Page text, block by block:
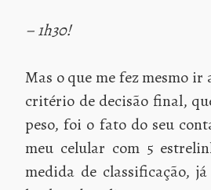
– 1h30!
Mas o que me fez mesmo ir
critério de decisão final,
peso, foi o fato do seu
meu celular com 5
medida de classificação,